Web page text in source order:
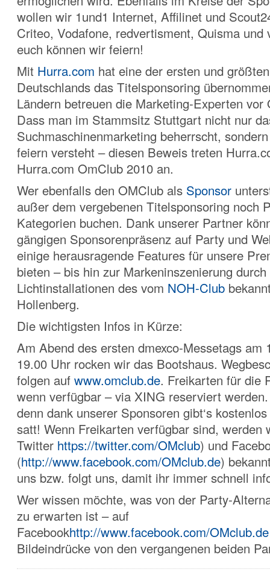
wollen wir 1und1 Internet, Affilinet und
Criteo, Vodafone, redvertisment, Quisma und
euch können wir feiern!
Mit Hurra.com hat eine der ersten und
Deutschlands das Titelsponsoring
Ländern betreuen die Marketing-Experten vor
Dass man im Stammsitz Stuttgart nicht nur
Suchmaschinenmarketing beherrscht,
feiern versteht – diesen Beweis treten
Hurra.com OmClub 2010 an.
Wer ebenfalls den OMClub als Sponsor
außer dem vergebenen Titelsponsoring noch
Kategorien buchen. Dank unserer Partner
gängigen Sponsorenpräsenz auf Party und
einige herausragende Features für unsere
bieten – bis hin zur Markeninszenierung
Lichtinstallationen des vom NOH-Club
Hollenberg.
Die wichtigsten Infos in Kürze:
Am Abend des ersten dmexco-Messetags am
19.00 Uhr rocken wir das Bootshaus.
folgen auf www.omclub.de. Freikarten für die
wenn verfügbar – via XING reserviert
denn dank unserer Sponsoren gibt‘s
satt! Wenn Freikarten verfügbar sind, werden
Twitter https://twitter.com/OMclub) und
(http://www.facebook.com/OMclub.de)
uns bzw. folgt uns, damit ihr immer schnell
Wer wissen möchte, was von der Party-
zu erwarten ist – auf
Facebookhttp://www.facebook.com/OMclub.de
Bildeindrücke von den vergangenen beiden